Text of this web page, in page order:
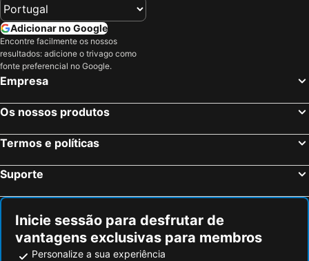
Adicionar no Google
Encontre facilmente os nossos
resultados: adicione o trivago como
fonte preferencial no Google.
Empresa
Os nossos produtos
Termos e políticas
Suporte
Inicie sessão para desfrutar de
vantagens exclusivas para membros
Personalize a sua experiência